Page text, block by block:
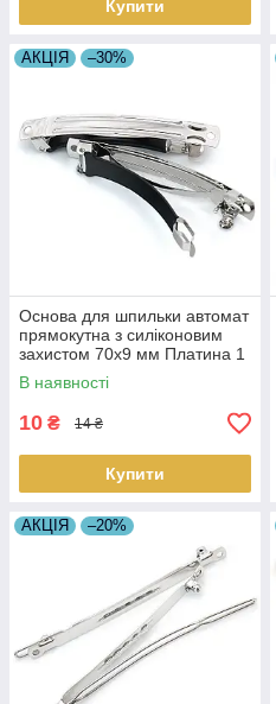
Купити
АКЦІЯ –30%
Основа для шпильки автомат
прямокутна з силіконовим
захистом 70х9 мм Платина 1
шт.
В наявності
10 ₴ 14 ₴
Купити
АКЦІЯ –20%